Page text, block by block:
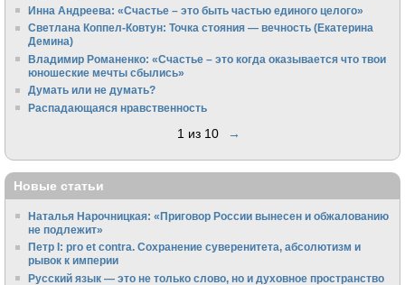
Инна Андреева: «Счастье – это быть частью единого целого»
Светлана Коппел-Ковтун: Точка стояния — вечность (Екатерина
Демина)
Владимир Романенко: «Счастье – это когда оказывается что твои
юношеские мечты сбылись»
Думать или не думать?
Распадающаяся нравственность
1 из 10 →
Новые статьи
Наталья Нарочницкая: «Приговор России вынесен и обжалованию
не подлежит»
Петр I: pro et contra. Сохранение суверенитета, абсолютизм и
рывок к империи
Русский язык — это не только слово, но и духовное пространство